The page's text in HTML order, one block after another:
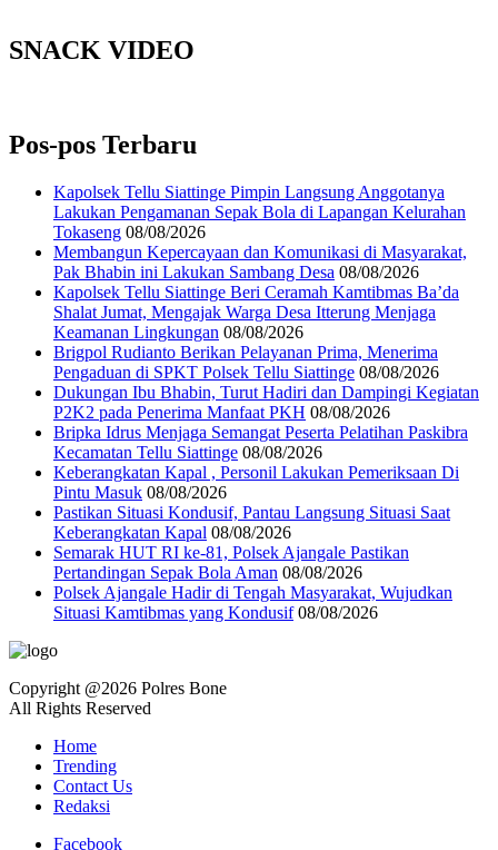
SNACK VIDEO
Pos-pos Terbaru
Kapolsek Tellu Siattinge Pimpin Langsung Anggotanya
Lakukan Pengamanan Sepak Bola di Lapangan Kelurahan
Tokaseng 08/08/2026
Membangun Kepercayaan dan Komunikasi di Masyarakat,
Pak Bhabin ini Lakukan Sambang Desa 08/08/2026
Kapolsek Tellu Siattinge Beri Ceramah Kamtibmas Ba’da
Shalat Jumat, Mengajak Warga Desa Itterung Menjaga
Keamanan Lingkungan 08/08/2026
Brigpol Rudianto Berikan Pelayanan Prima, Menerima
Pengaduan di SPKT Polsek Tellu Siattinge 08/08/2026
Dukungan Ibu Bhabin, Turut Hadiri dan Dampingi Kegiatan
P2K2 pada Penerima Manfaat PKH 08/08/2026
Bripka Idrus Menjaga Semangat Peserta Pelatihan Paskibra
Kecamatan Tellu Siattinge 08/08/2026
Keberangkatan Kapal , Personil Lakukan Pemeriksaan Di
Pintu Masuk 08/08/2026
Pastikan Situasi Kondusif, Pantau Langsung Situasi Saat
Keberangkatan Kapal 08/08/2026
Semarak HUT RI ke-81, Polsek Ajangale Pastikan
Pertandingan Sepak Bola Aman 08/08/2026
Polsek Ajangale Hadir di Tengah Masyarakat, Wujudkan
Situasi Kamtibmas yang Kondusif 08/08/2026
Copyright @2026 Polres Bone
All Rights Reserved
Home
Trending
Contact Us
Redaksi
Facebook